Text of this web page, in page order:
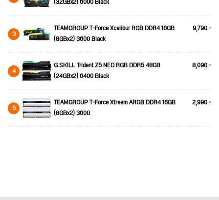
3
TEAMGROUP T-Force Xcalibur RGB DDR4 16GB
(8GBx2) 3600 Black
9,790.-
4
G.SKILL Trident Z5 NEO RGB DDR5 48GB
(24GBx2) 6400 Black
8,090.-
5
TEAMGROUP T-Force Xtreem ARGB DDR4 16GB
(8GBx2) 3600
2,990.-